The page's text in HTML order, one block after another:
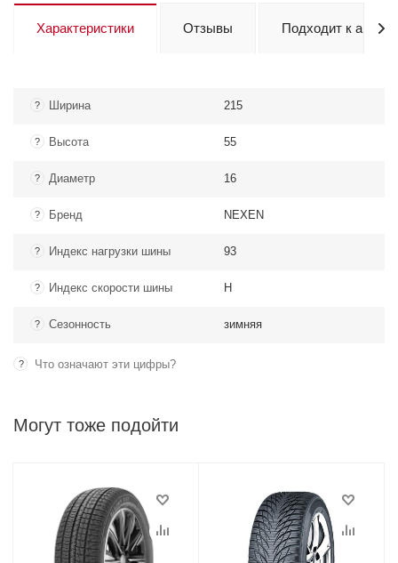
Характеристики Отзывы Подходит к авто
? Ширина 215
? Высота 55
? Диаметр 16
? Бренд NEXEN
? Индекс нагрузки шины 93
? Индекс скорости шины H
? Сезонность зимняя
? Что означают эти цифры?
Могут тоже подойти